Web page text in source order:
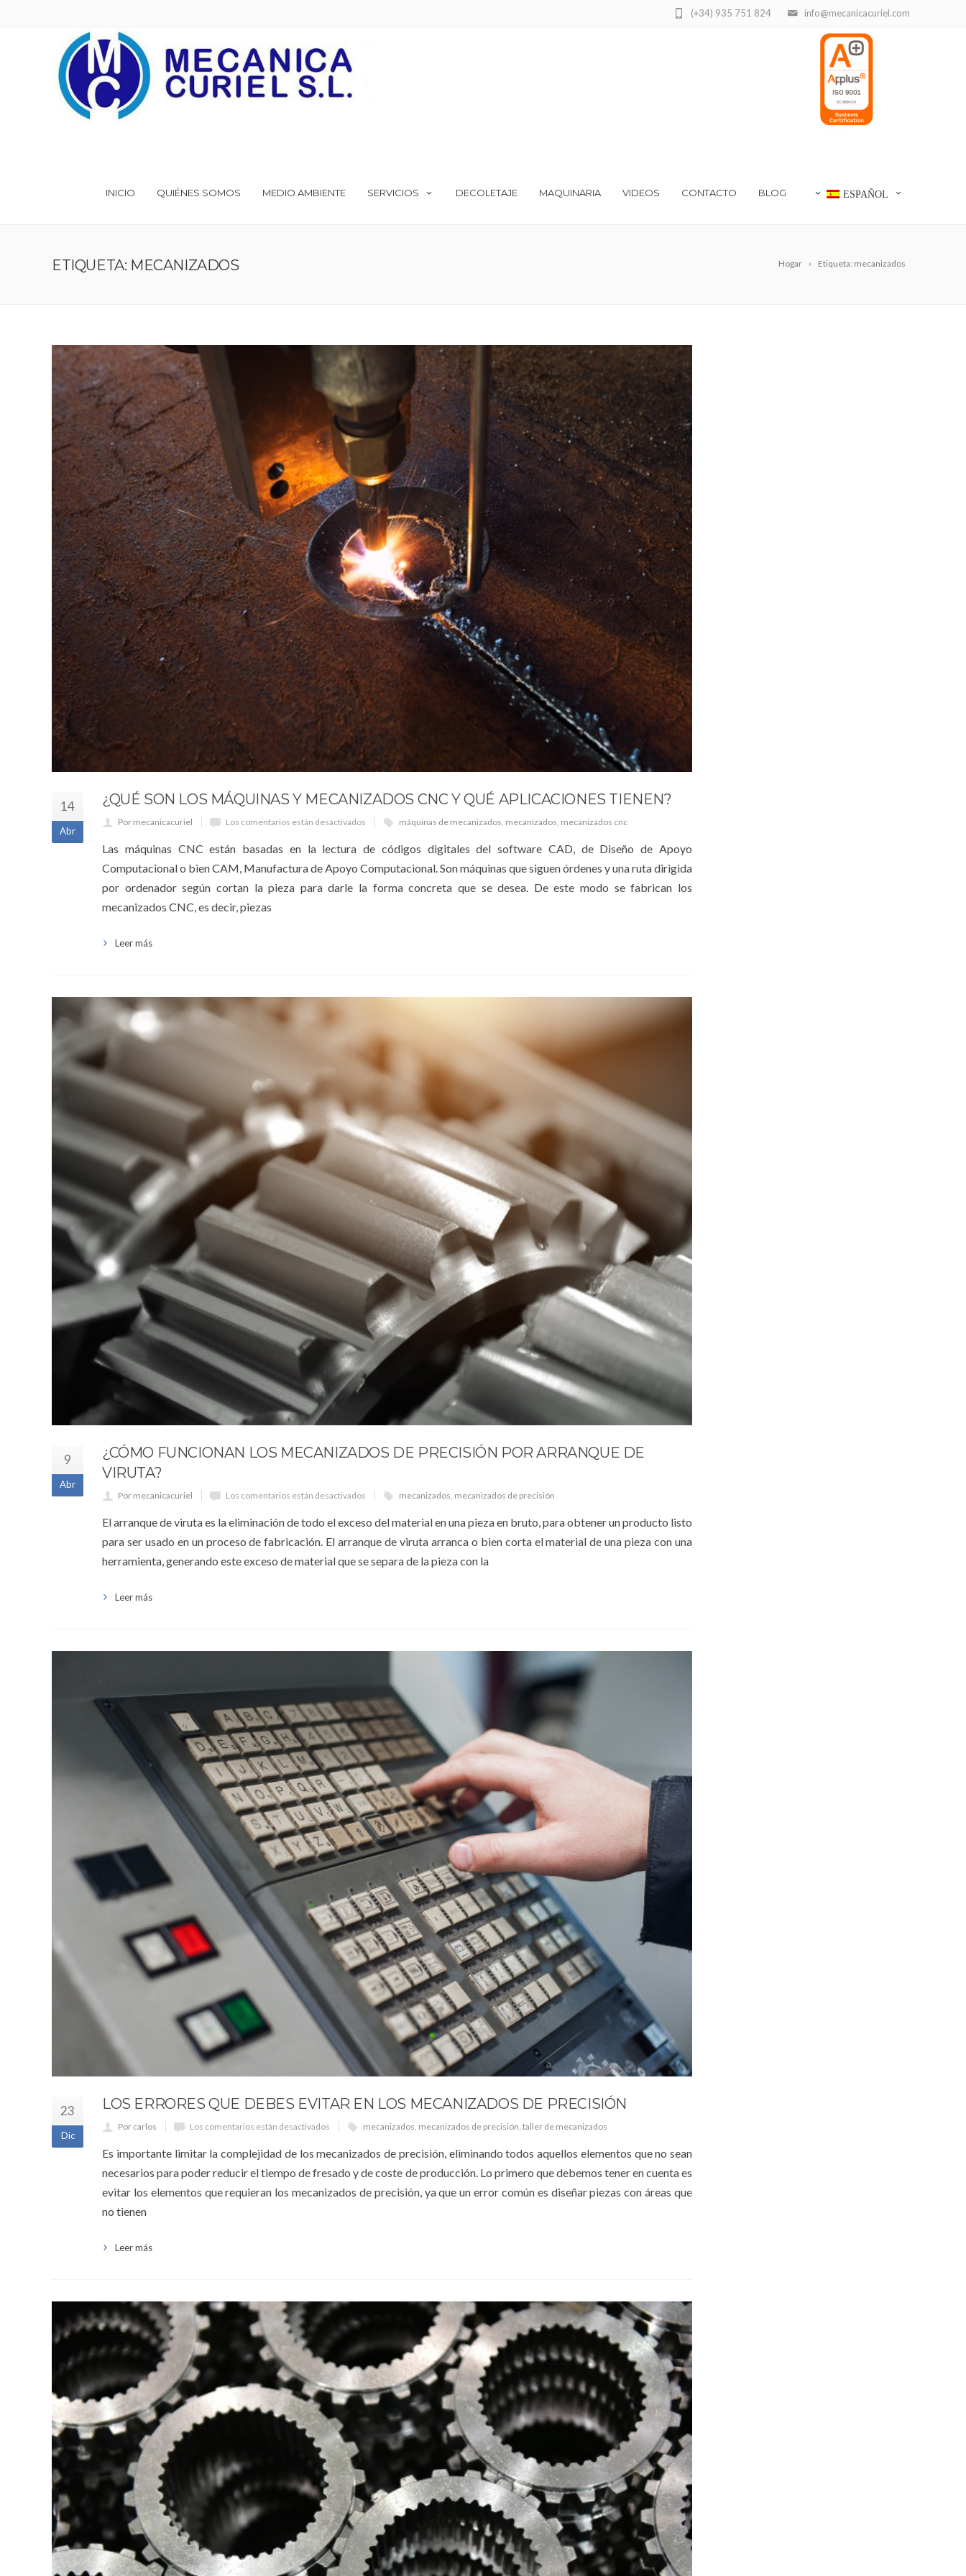
info@mecanicacuriel.com
(+34) 935 751 824
INICIO QUIÉNES SOMOS MEDIO AMBIENTE SERVICIOS DECOLETAJE MAQUINARIA VIDEOS CONTACTO BLOG ESPAÑOL
Hogar Etiqueta: mecanizados
ETIQUETA: MECANIZADOS
14
Abr
¿QUÉ SON LOS MÁQUINAS Y MECANIZADOS CNC Y QUÉ APLICACIONES TIENEN?
Por mecanicacuriel Los comentarios están desactivados máquinas de mecanizados mecanizados mecanizados cnc
Las máquinas CNC están basadas en la lectura de códigos digitales del software CAD, de Diseño de Apoyo
Computacional o bien CAM, Manufactura de Apoyo Computacional. Son máquinas que siguen órdenes y una ruta dirigida
por ordenador según cortan la pieza para darle la forma concreta que se desea. De este modo se fabrican los
mecanizados CNC, es decir, piezas
Leer más
9
Abr
¿CÓMO FUNCIONAN LOS MECANIZADOS DE PRECISIÓN POR ARRANQUE DE
VIRUTA?
Por mecanicacuriel Los comentarios están desactivados mecanizados mecanizados de precisión
El arranque de viruta es la eliminación de todo el exceso del material en una pieza en bruto, para obtener un producto listo
para ser usado en un proceso de fabricación. El arranque de viruta arranca o bien corta el material de una pieza con una
herramienta, generando este exceso de material que se separa de la pieza con la
Leer más
23
Dic
LOS ERRORES QUE DEBES EVITAR EN LOS MECANIZADOS DE PRECISIÓN
Por carlos Los comentarios están desactivados mecanizados mecanizados de precisión taller de mecanizados
Es importante limitar la complejidad de los mecanizados de precisión, eliminando todos aquellos elementos que no sean
necesarios para poder reducir el tiempo de fresado y de coste de producción. Lo primero que debemos tener en cuenta es
evitar los elementos que requieran los mecanizados de precisión, ya que un error común es diseñar piezas con áreas que
no tienen
Leer más